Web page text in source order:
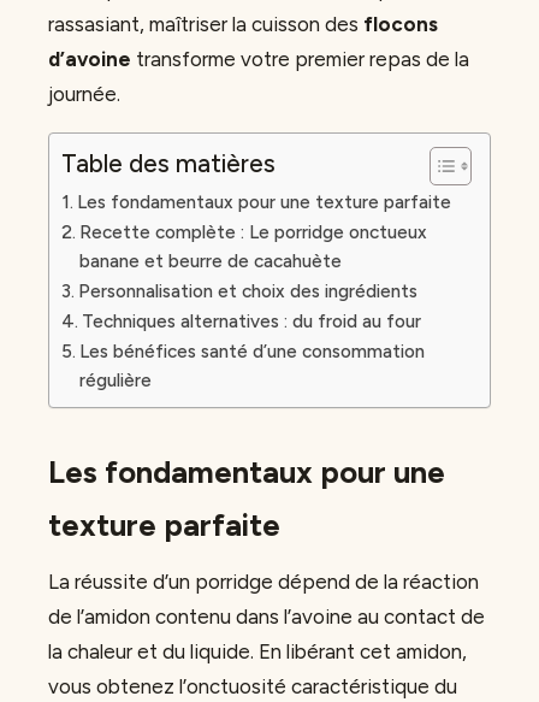
rassasiant, maîtriser la cuisson des flocons
d’avoine transforme votre premier repas de la
journée.
Table des matières
Les fondamentaux pour une texture parfaite
Recette complète : Le porridge onctueux
banane et beurre de cacahuète
Personnalisation et choix des ingrédients
Techniques alternatives : du froid au four
Les bénéfices santé d’une consommation
régulière
Les fondamentaux pour une
texture parfaite
La réussite d’un porridge dépend de la réaction
de l’amidon contenu dans l’avoine au contact de
la chaleur et du liquide. En libérant cet amidon,
vous obtenez l’onctuosité caractéristique du